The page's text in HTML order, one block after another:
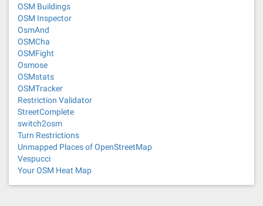
OSM Buildings
OSM Inspector
OsmAnd
OSMCha
OSMFight
Osmose
OSMstats
OSMTracker
Restriction Validator
StreetComplete
switch2osm
Turn Restrictions
Unmapped Places of OpenStreetMap
Vespucci
Your OSM Heat Map